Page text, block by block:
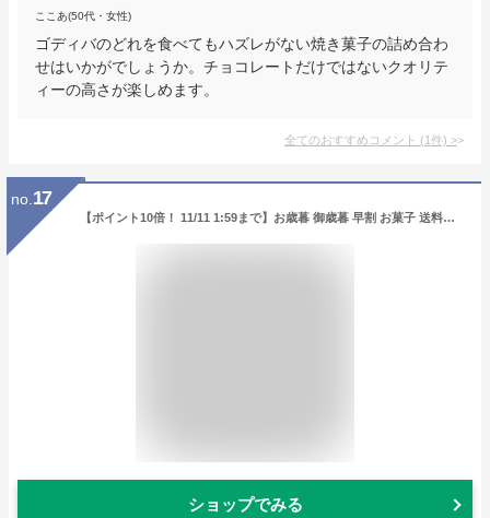
ここあ(50代・女性)
ゴディバのどれを食べてもハズレがない焼き菓子の詰め合わ
せはいかがでしょうか。チョコレートだけではないクオリテ
ィーの高さが楽しめます。
全てのおすすめコメント (1件) >
no. 17
【ポイント10倍！ 11/11 1:59まで】お歳暮 御歳暮 早割 お菓子 送料無料 クリスマス ギフト 誕生日プレゼント スイーツ チーズケーキ チョコ 食べ物 グルメ 高級 おしゃれ 詰合せ 内祝い 母親 女性 女友達 健康 3000 4000 5000 円 台 / 乳酸菌 スイーツアソート
ショップでみる